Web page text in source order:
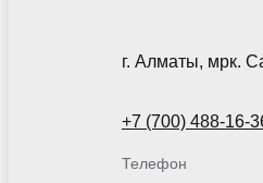
г. Алматы, мрк.
+7 (700) 488-16-
Телефон